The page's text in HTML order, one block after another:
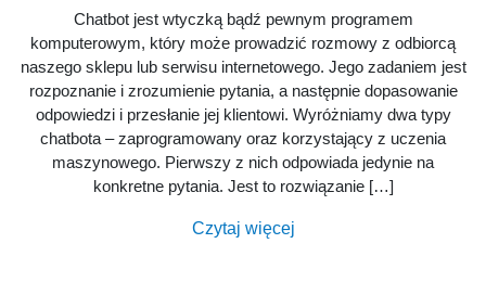
Chatbot jest wtyczką bądź pewnym programem
komputerowym, który może prowadzić rozmowy z odbiorcą
naszego sklepu lub serwisu internetowego. Jego zadaniem jest
rozpoznanie i zrozumienie pytania, a następnie dopasowanie
odpowiedzi i przesłanie jej klientowi. Wyróżniamy dwa typy
chatbota – zaprogramowany oraz korzystający z uczenia
maszynowego. Pierwszy z nich odpowiada jedynie na
konkretne pytania. Jest to rozwiązanie […]
Czytaj więcej